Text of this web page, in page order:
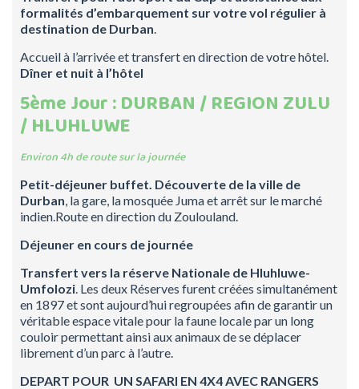
formalités d’embarquement sur votre vol régulier à
destination de Durban
Accueil à l’arrivée et transfert en direction de votre hôtel.
Dîner et nuit à l’hôtel
5ème Jour : DURBAN / REGION ZULU
/ HLUHLUWE
Environ 4h de route sur la journée
Petit-déjeuner buffet. Découverte de la ville de
Durban , la gare, la mosquée Juma et arrêt sur le marché
indien.Route en direction du Zoulouland.
Déjeuner en cours de journée
Transfert vers la réserve Nationale de Hluhluwe-
Umfolozi . Les deux Réserves furent créées simultanément
en 1897 et sont aujourd’hui regroupées afin de garantir un
véritable espace vitale pour la faune locale par un long
couloir permettant ainsi aux animaux de se déplacer
librement d’un parc à l’autre.
DEPART POUR UN SAFARI EN 4X4 AVEC RANGERS